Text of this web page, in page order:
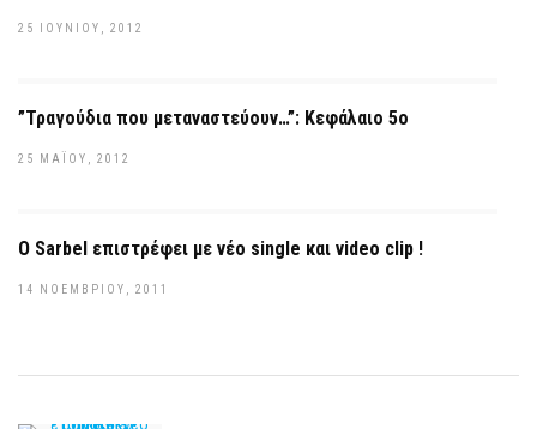
25 ΙΟΥΝΊΟΥ, 2012
”Τραγούδια που μεταναστεύουν…”: Κεφάλαιο 5ο
25 ΜΑΪ́ΟΥ, 2012
O Sarbel επιστρέφει με νέο single και video clip !
14 ΝΟΕΜΒΡΊΟΥ, 2011